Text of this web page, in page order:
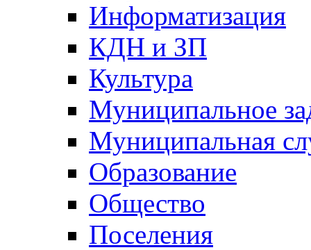
Информатизация
КДН и ЗП
Культура
Муниципальное
Муниципальная
Образование
Общество
Поселения